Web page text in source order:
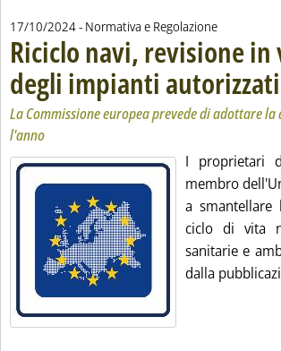
17/10/2024- Normativa e Regolazione
Riciclo navi, revisione
degli impianti autorizzati
La Commissione europea prevede di adottare
l'anno
I proprietari
membro
a
ciclo di vita
sanitarie e
dalla